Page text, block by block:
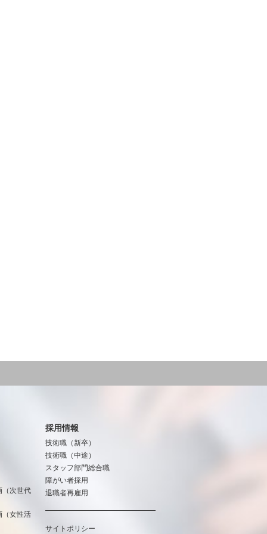
（次世代
（女性活
採用情報
技術職（新卒）
技術職（中途）
スタッフ部門総合職
障がい者採用
退職者再雇用
サイトポリシー